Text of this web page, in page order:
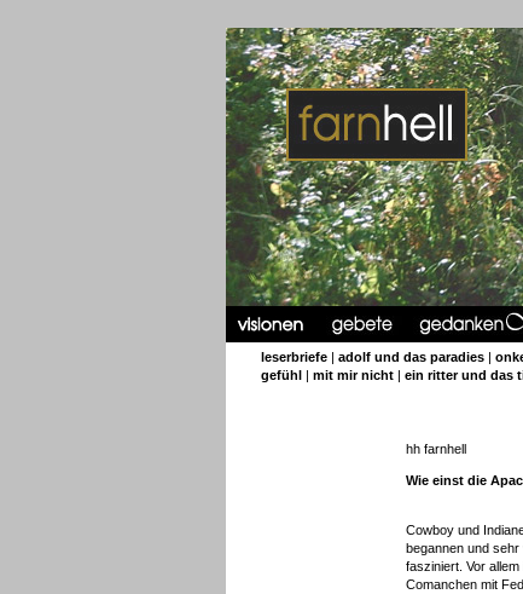
leserbriefe |adolf und das paradies |
gefühl |mit mir nicht |ein ritter und das
hh farnhell
Wie einst die
Cowboy und
begannen und
fasziniert. Vor
Comanchen mit